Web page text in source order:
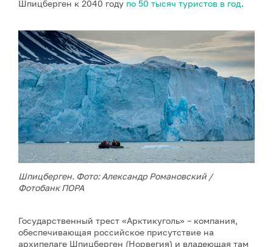
Шпицберген к 2040 году по 50 тысяч туристов в год.
Шпицберген. Фото: Александр Романовский /
Фотобанк ПОРА
Государственный трест «Арктикуголь» – компания,
обеспечивающая российское присутствие на
архипелаге Шпицберген (Норвегия) и владеющая там